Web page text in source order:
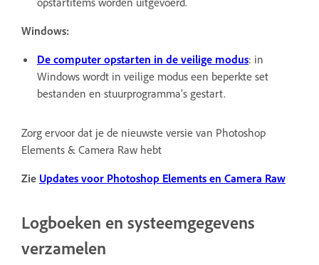
Windows:
De computer opstarten in de veilige modus: in
Windows wordt in veilige modus een beperkte set
bestanden en stuurprogramma's gestart.
Zorg ervoor dat je de nieuwste versie van Photoshop
Elements & Camera Raw hebt
Zie Updates voor Photoshop Elements en Camera Raw
Logboeken en systeemgegevens
verzamelen